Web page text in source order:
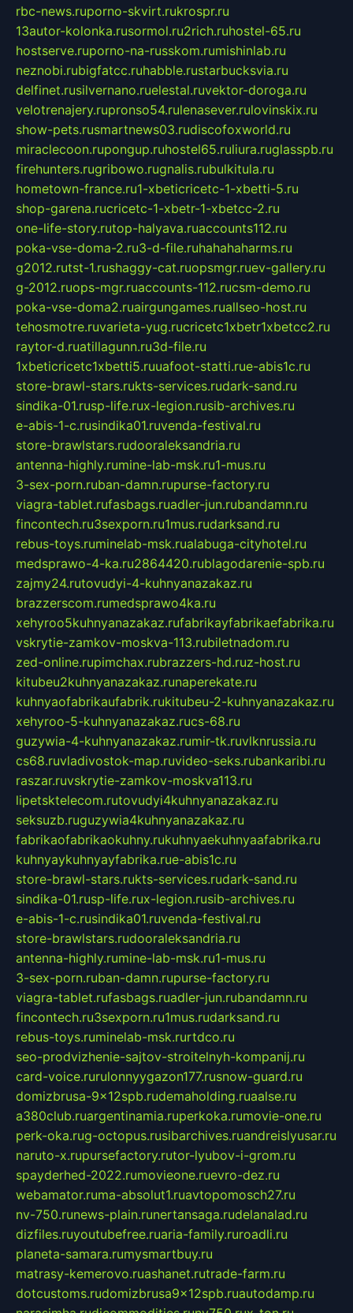
rbc-news.ruporno-skvirt.rukrospr.ru
13autor-kolonka.rusormol.ru2rich.ruhostel-65.ru
hostserve.ruporno-na-russkom.rumishinlab.ru
neznobi.rubigfatcc.ruhabble.rustarbucksvia.ru
delfinet.rusilvernano.ruelestal.ruvektor-doroga.ru
velotrenajery.rupronso54.rulenasever.rulovinskix.ru
show-pets.rusmartnews03.rudiscofoxworld.ru
miraclecoon.rupongup.ruhostel65.ruliura.ruglasspb.ru
firehunters.rugribowo.rugnalis.rubulkitula.ru
hometown-france.ru1-xbeticricetc-1-xbetti-5.ru
shop-garena.rucricetc-1-xbetr-1-xbetcc-2.ru
one-life-story.rutop-halyava.ruaccounts112.ru
poka-vse-doma-2.ru3-d-file.ruhahahaharms.ru
g2012.rutst-1.rushaggy-cat.ruopsmgr.ruev-gallery.ru
g-2012.ruops-mgr.ruaccounts-112.rucsm-demo.ru
poka-vse-doma2.ruairgungames.ruallseo-host.ru
tehosmotre.ruvarieta-yug.rucricetc1xbetr1xbetcc2.ru
raytor-d.ruatillagunn.ru3d-file.ru
1xbeticricetc1xbetti5.ruuafoot-statti.rue-abis1c.ru
store-brawl-stars.rukts-services.rudark-sand.ru
sindika-01.rusp-life.rux-legion.rusib-archives.ru
e-abis-1-c.rusindika01.ruvenda-festival.ru
store-brawlstars.rudooraleksandria.ru
antenna-highly.rumine-lab-msk.ru1-mus.ru
3-sex-porn.ruban-damn.rupurse-factory.ru
viagra-tablet.rufasbags.ruadler-jun.rubandamn.ru
fincontech.ru3sexporn.ru1mus.rudarksand.ru
rebus-toys.ruminelab-msk.rualabuga-cityhotel.ru
medsprawo-4-ka.ru2864420.rublagodarenie-spb.ru
zajmy24.rutovudyi-4-kuhnyanazakaz.ru
brazzerscom.rumedsprawo4ka.ru
xehyroo5kuhnyanazakaz.rufabrikayfabrikaefabrika.ru
vskrytie-zamkov-moskva-113.rubiletnadom.ru
zed-online.rupimchax.rubrazzers-hd.ruz-host.ru
kitubeu2kuhnyanazakaz.runaperekate.ru
kuhnyaofabrikaufabrik.rukitubeu-2-kuhnyanazakaz.ru
xehyroo-5-kuhnyanazakaz.rucs-68.ru
guzywia-4-kuhnyanazakaz.rumir-tk.ruvlknrussia.ru
cs68.ruvladivostok-map.ruvideo-seks.rubankaribi.ru
raszar.ruvskrytie-zamkov-moskva113.ru
lipetsktelecom.rutovudyi4kuhnyanazakaz.ru
seksuzb.ruguzywia4kuhnyanazakaz.ru
fabrikaofabrikaokuhny.rukuhnyaekuhnyaafabrika.ru
kuhnyaykuhnyayfabrika.rue-abis1c.ru
store-brawl-stars.rukts-services.rudark-sand.ru
sindika-01.rusp-life.rux-legion.rusib-archives.ru
e-abis-1-c.rusindika01.ruvenda-festival.ru
store-brawlstars.rudooraleksandria.ru
antenna-highly.rumine-lab-msk.ru1-mus.ru
3-sex-porn.ruban-damn.rupurse-factory.ru
viagra-tablet.rufasbags.ruadler-jun.rubandamn.ru
fincontech.ru3sexporn.ru1mus.rudarksand.ru
rebus-toys.ruminelab-msk.rurtdco.ru
seo-prodvizhenie-sajtov-stroitelnyh-kompanij.ru
card-voice.rurulonnyygazon177.rusnow-guard.ru
domizbrusa-9x12spb.rudemaholding.ruaalse.ru
a380club.ruargentinamia.ruperkoka.rumovie-one.ru
perk-oka.rug-octopus.rusibarchives.ruandreislyusar.ru
naruto-x.rupursefactory.rutor-lyubov-i-grom.ru
spayderhed-2022.rumovieone.ruevro-dez.ru
webamator.ruma-absolut1.ruavtopomosch27.ru
nv-750.runews-plain.runertansaga.rudelanalad.ru
dizfiles.ruyoutubefree.ruaria-family.ruroadli.ru
planeta-samara.rumysmartbuy.ru
matrasy-kemerovo.ruashanet.rutrade-farm.ru
dotcustoms.rudomizbrusa9x12spb.ruautodamp.ru